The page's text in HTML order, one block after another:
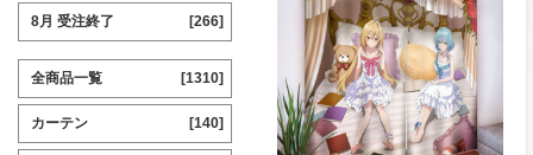
8月 受注終了 [266]
全商品一覧 [1310]
カーテン [140]